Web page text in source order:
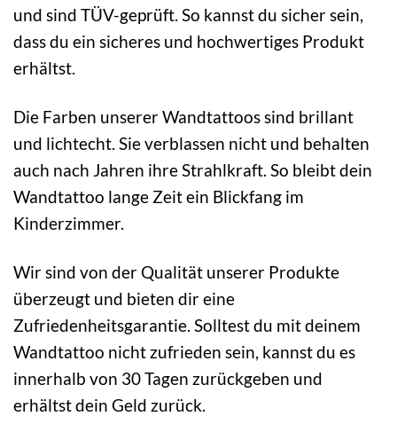
und sind TÜV-geprüft. So kannst du sicher sein,
dass du ein sicheres und hochwertiges Produkt
erhältst.
Die Farben unserer Wandtattoos sind brillant
und lichtecht. Sie verblassen nicht und behalten
auch nach Jahren ihre Strahlkraft. So bleibt dein
Wandtattoo lange Zeit ein Blickfang im
Kinderzimmer.
Wir sind von der Qualität unserer Produkte
überzeugt und bieten dir eine
Zufriedenheitsgarantie. Solltest du mit deinem
Wandtattoo nicht zufrieden sein, kannst du es
innerhalb von 30 Tagen zurückgeben und
erhältst dein Geld zurück.